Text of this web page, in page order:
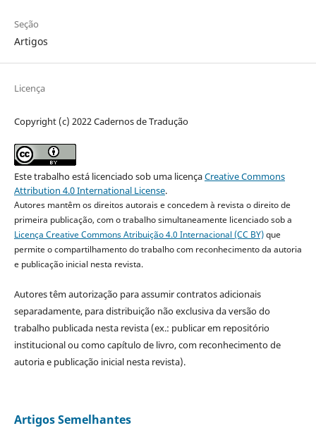
Seção
Artigos
Licença
Copyright (c) 2022 Cadernos de Tradução
Este trabalho está licenciado sob uma licençaCreative Commons
Attribution 4.0 International License.
Autores mantêm os direitos autorais e concedem à revista o direito de
primeira publicação, com o trabalho simultaneamente licenciado sob a
Licença Creative Commons Atribuição 4.0 Internacional (CC BY)que
permite o compartilhamento do trabalho com reconhecimento da autoria
e publicação inicial nesta revista.
Autores têm autorização para assumir contratos adicionais
separadamente, para distribuição não exclusiva da versão do
trabalho publicada nesta revista (ex.: publicar em repositório
institucional ou como capítulo de livro, com reconhecimento de
autoria e publicação inicial nesta revista).
Artigos Semelhantes